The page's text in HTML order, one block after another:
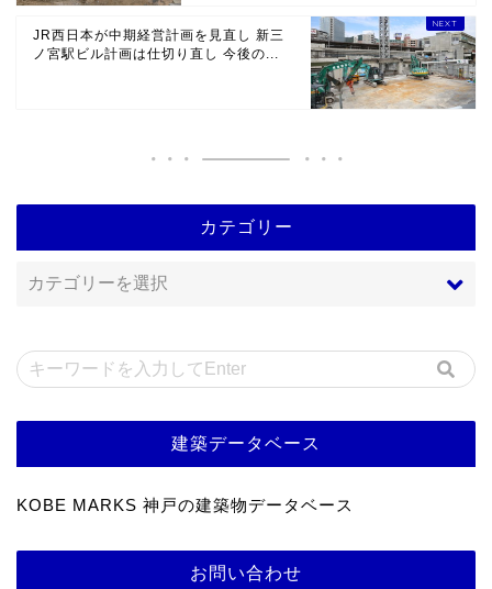
JR西日本が中期経営計画を見直し 新三
ノ宮駅ビル計画は仕切り直し 今後の...
カテゴリー
建築データベース
KOBE MARKS 神戸の建築物データベース
お問い合わせ